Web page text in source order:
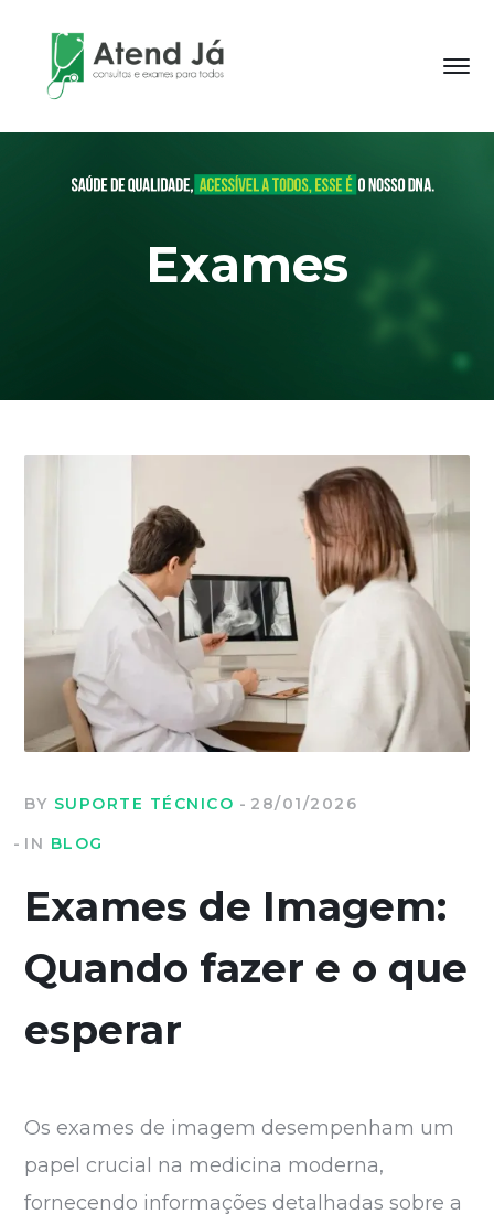
Exames
BY SUPORTE TÉCNICO
28/01/2026
IN BLOG
Exames de Imagem:
Quando fazer e o que
esperar
Os exames de imagem desempenham um
papel crucial na medicina moderna,
fornecendo informações detalhadas sobre a